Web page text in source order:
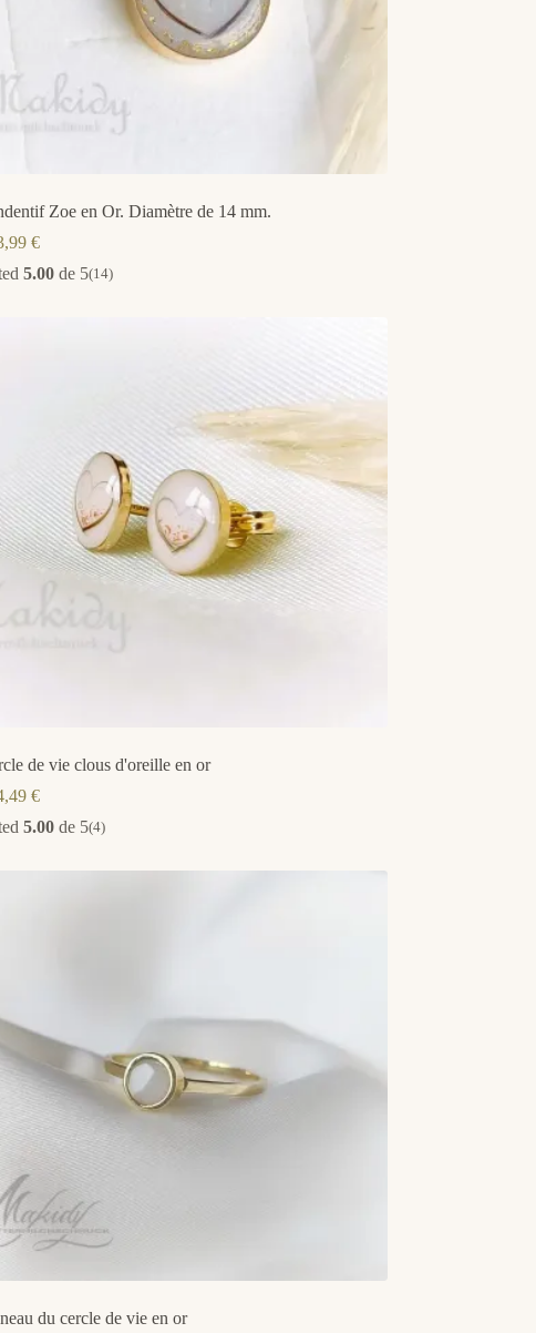
Zoe en Or. Diamètre de 14 mm.
€
5.00de 5(14)
de vie clous d'oreille en or
€
5.00de 5(4)
du cercle de vie en or